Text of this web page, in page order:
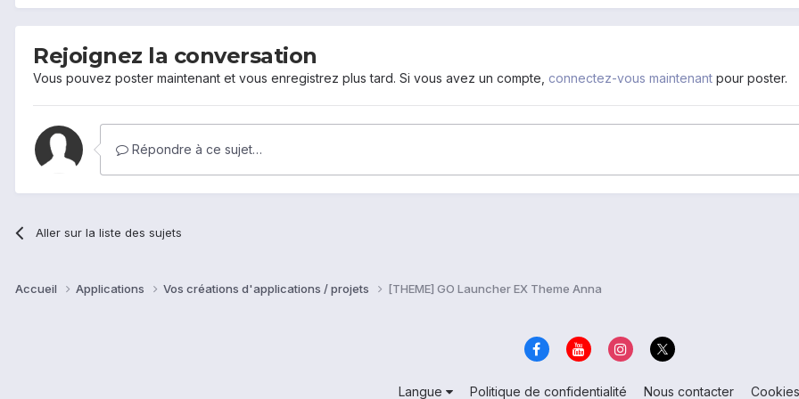
Rejoignez la conversation
Vous pouvez poster maintenant et vous enregistrez plus tard. Si vous avez un compte, connectez-vous maintenant pour poster.
Répondre à ce sujet…
Aller sur la liste des sujets
Accueil Applications Vos créations d'applications / projets [THEME] GO Launcher EX Theme Anna
Langue Politique de confidentialité Nous contacter Cookies